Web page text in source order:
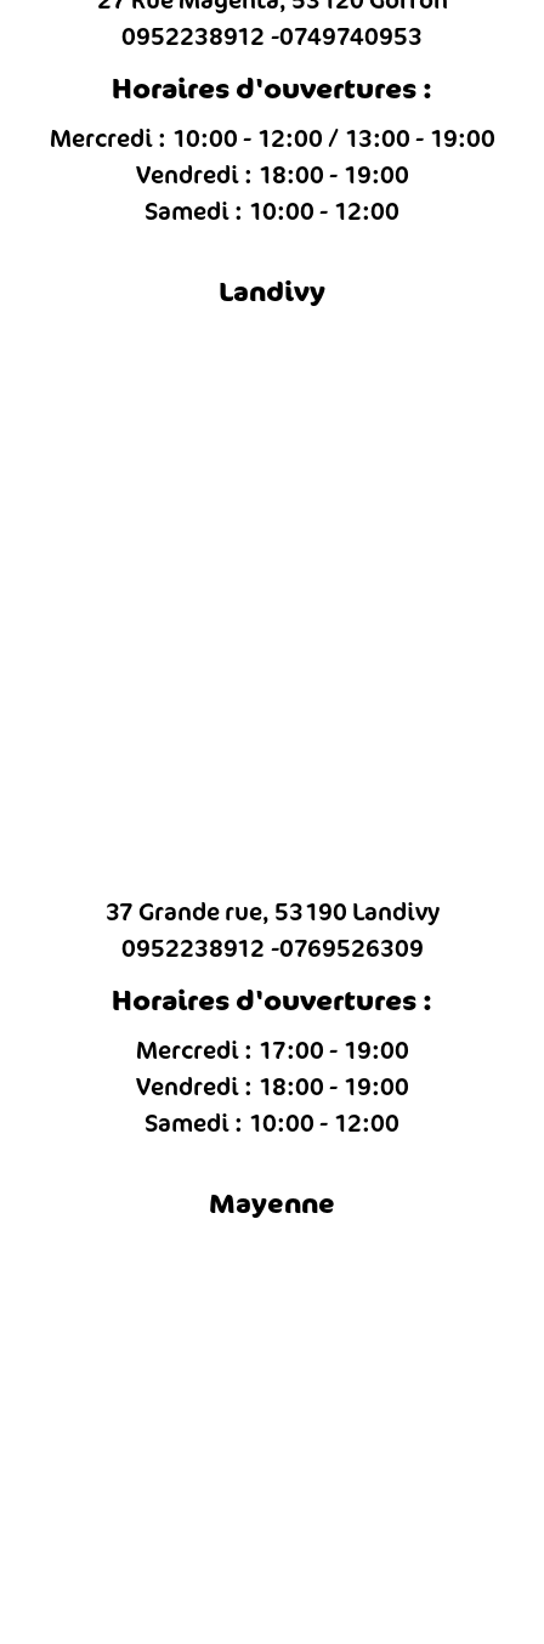
0952238912 0749740953
Horaires d'ouvertures :
Mercredi : 10:00 - 12:00 / 13:00 - 19:00
Vendredi : 18:00 - 19:00
Samedi : 10:00 - 12:00
Landivy
37 Grande rue, 53190 Landivy
0952238912 0769526309
Horaires d'ouvertures :
Mercredi : 17:00 - 19:00
Vendredi : 18:00 - 19:00
Samedi : 10:00 - 12:00
Mayenne